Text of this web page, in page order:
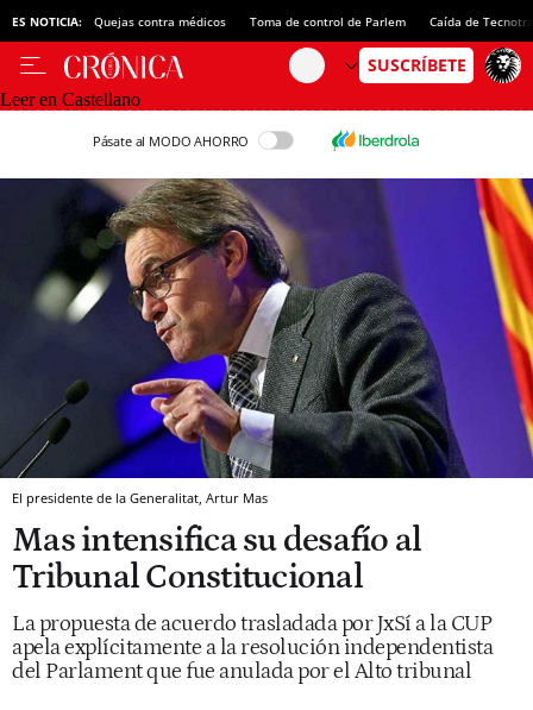
ES NOTICIA: Quejas contra médicos Toma de control de Parlem Caída de
Leer en Castellano
Pásate al MODO AHORRO
El presidente de la Generalitat, Artur Mas
Mas intensifica su desafío al
Tribunal Constitucional
La propuesta de acuerdo trasladada por JxSí a la CUP
apela explícitamente a la resolución independentista
del Parlament que fue anulada por el Alto tribunal